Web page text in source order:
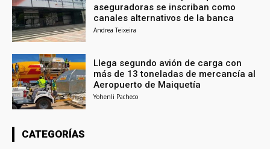
aseguradoras se inscriban como
canales alternativos de la banca
Andrea Teixeira
Llega segundo avión de carga con
más de 13 toneladas de mercancía al
Aeropuerto de Maiquetía
Yohenli Pacheco
CATEGORÍAS